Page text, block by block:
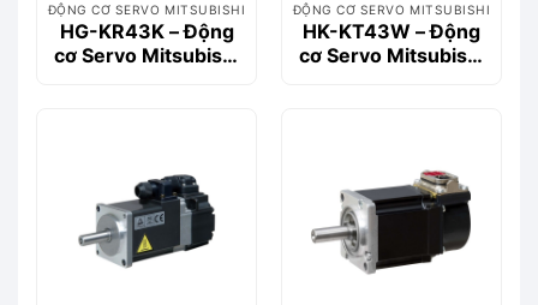
ĐỘNG CƠ SERVO MITSUBISHI
HG-KR43K – Động
cơ Servo Mitsubishi
ĐỘNG CƠ SERVO MITSUBISHI
HK-KT43W – Động
cơ Servo Mitsubishi